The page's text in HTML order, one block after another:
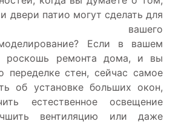
двери патио могут сделать для
вашего
Если в вашем
роскошь ремонта дома, и вы
переделке стен, сейчас самое
об установке больших окон,
естественное освещение
вентиляцию или даже